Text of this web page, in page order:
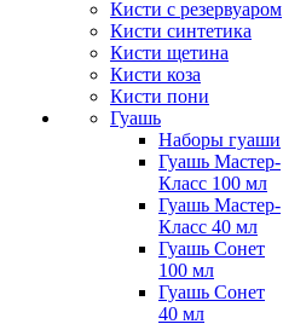
Кисти с резервуаром
Кисти синтетика
Кисти щетина
Кисти коза
Кисти пони
Гуашь
Наборы гуаши
Гуашь Мастер-
Класс 100 мл
Гуашь Мастер-
Класс 40 мл
Гуашь Сонет
100 мл
Гуашь Сонет
40 мл